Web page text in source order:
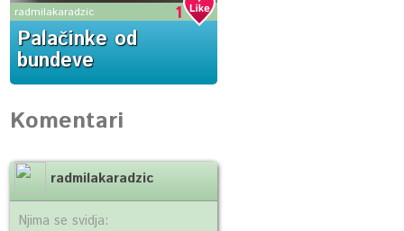
radmilakaradzic 1
Palačinke od
bundeve
Komentari
radmilakaradzic
Njima se svidja: